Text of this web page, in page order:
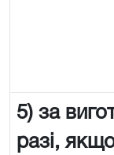
5) за
разі,